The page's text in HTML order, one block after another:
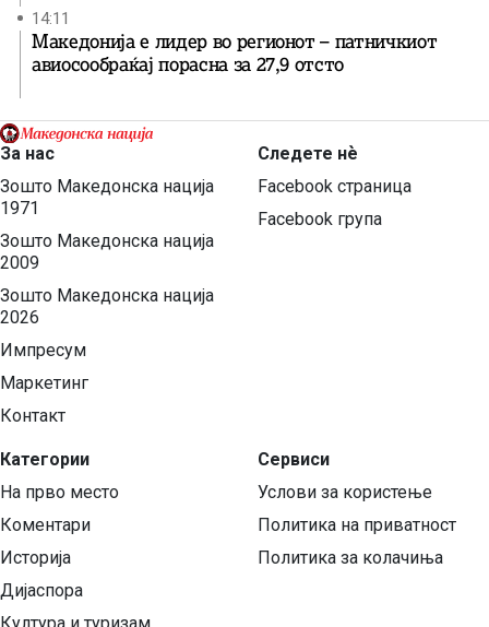
14:11
Македонија е лидер во регионот – патничкиот
авиосообраќај порасна за 27,9 отсто
За нас
Зошто Македонска нација
1971
Зошто Македонска нација
2009
Зошто Македонска нација
2026
Импресум
Маркетинг
Контакт
Категории
На прво место
Коментари
Историја
Дијаспора
Следете нѐ
Facebook страница
Facebook група
Сервиси
Услови за користење
Политика на приватност
Политика за колачиња